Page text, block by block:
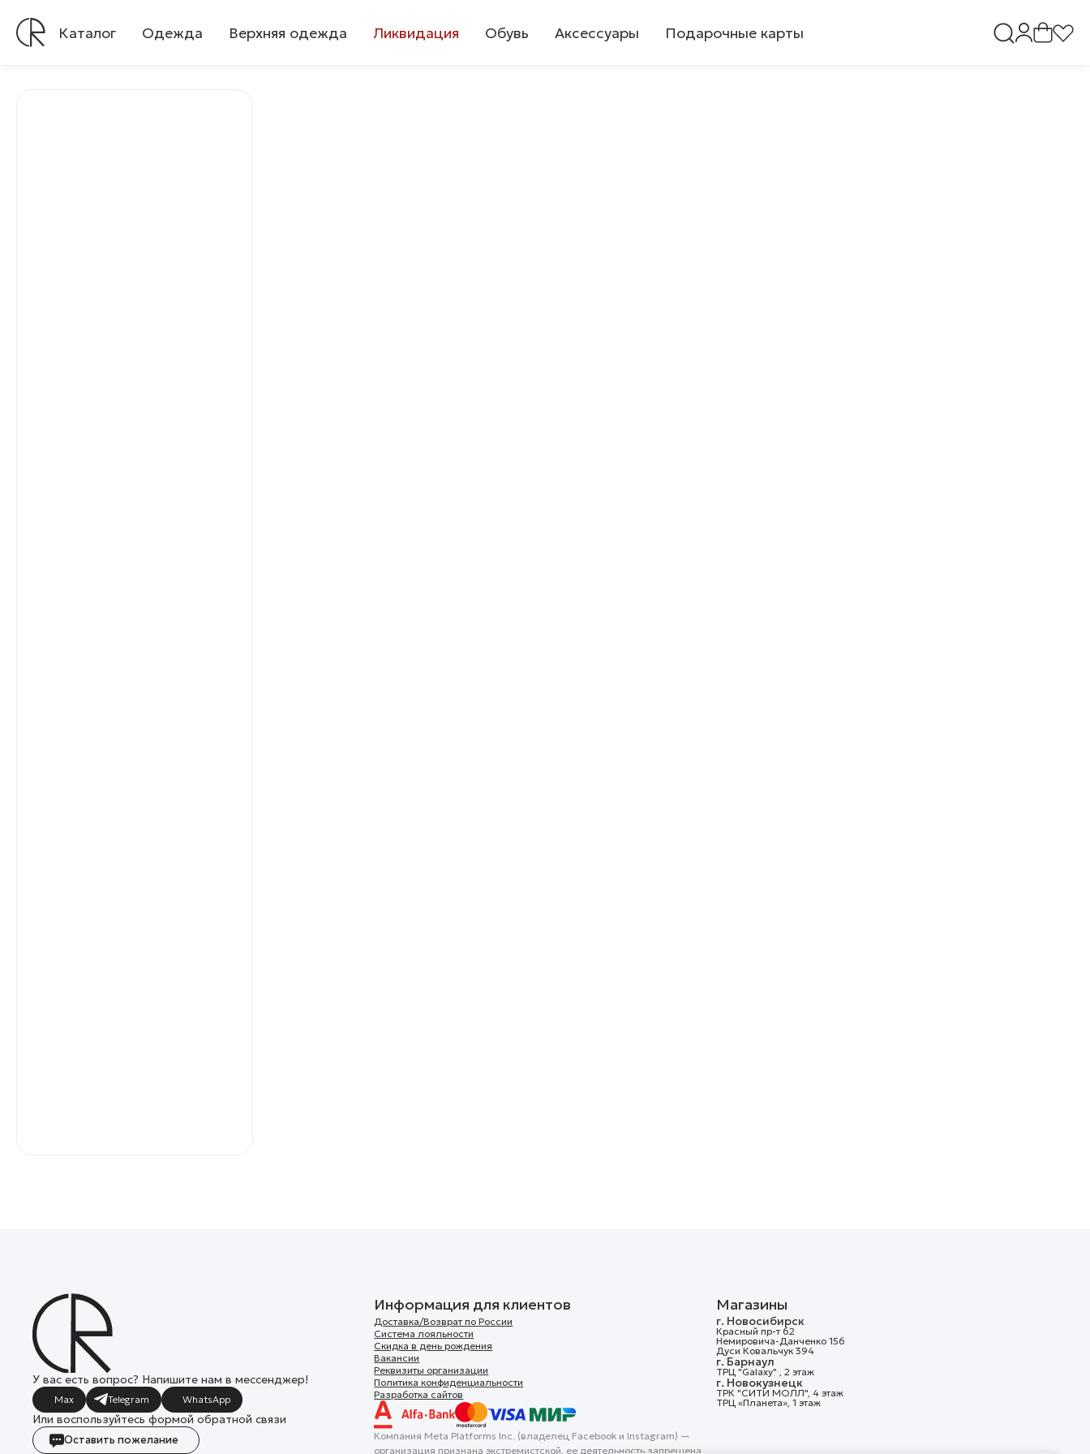
Каталог Одежда Верхняя одежда Ликвидация Обувь Аксессуары Подарочные карты
У вас есть вопрос? Напишите нам в мессенджер!
Max Telegram WhatsApp
Или воспользуйтесь формой обратной связи
Оставить пожелание
Информация для клиентов
Доставка/Возврат по России
Система лояльности
Скидка в день рождения
Вакансии
Реквизиты организации
Политика конфиденциальности
Разработка сайтов
Компания Meta Platforms Inc. (владелец Facebook и Instagram) —
организация признана экстремистской, ее деятельность запрещена
Магазины
г. Новосибирск
Красный пр-т 62
Немировича-Данченко 156
Дуси Ковальчук 394
г. Барнаул
ТРЦ "Galaxy" , 2 этаж
г. Новокузнецк
ТРК "СИТИ МОЛЛ", 4 этаж
ТРЦ «Планета», 1 этаж